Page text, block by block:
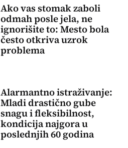
Ako vas stomak zaboli
odmah posle jela, ne
ignorišite to: Mesto bola
često otkriva uzrok
problema
Alarmantno istraživanje:
Mladi drastično gube
snagu i fleksibilnost,
kondicija najgora u
poslednjih 60 godina